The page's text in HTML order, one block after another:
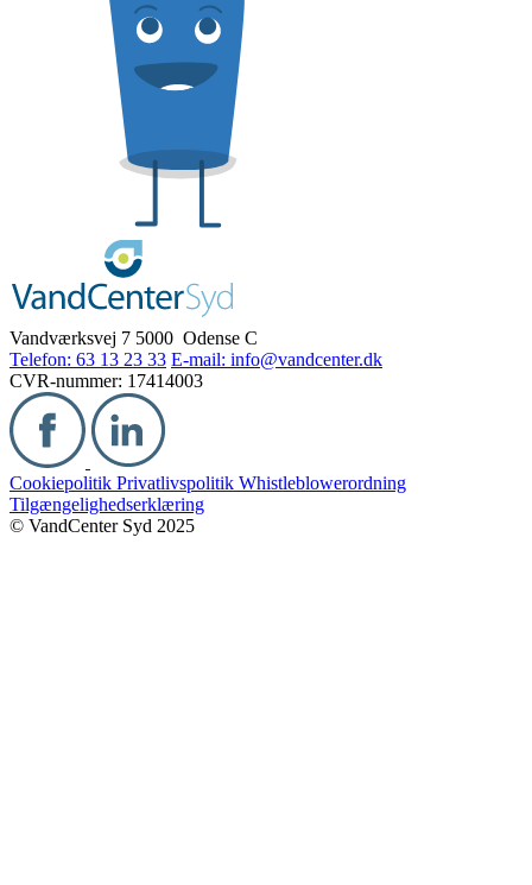
Vandværksvej 7 5000 Odense C
Telefon: 63 13 23 33 E-mail: info@vandcenter.dk
CVR-nummer: 17414003
Cookiepolitik Privatlivspolitik Whistleblowerordning
Tilgængelighedserklæring
© VandCenter Syd 2025